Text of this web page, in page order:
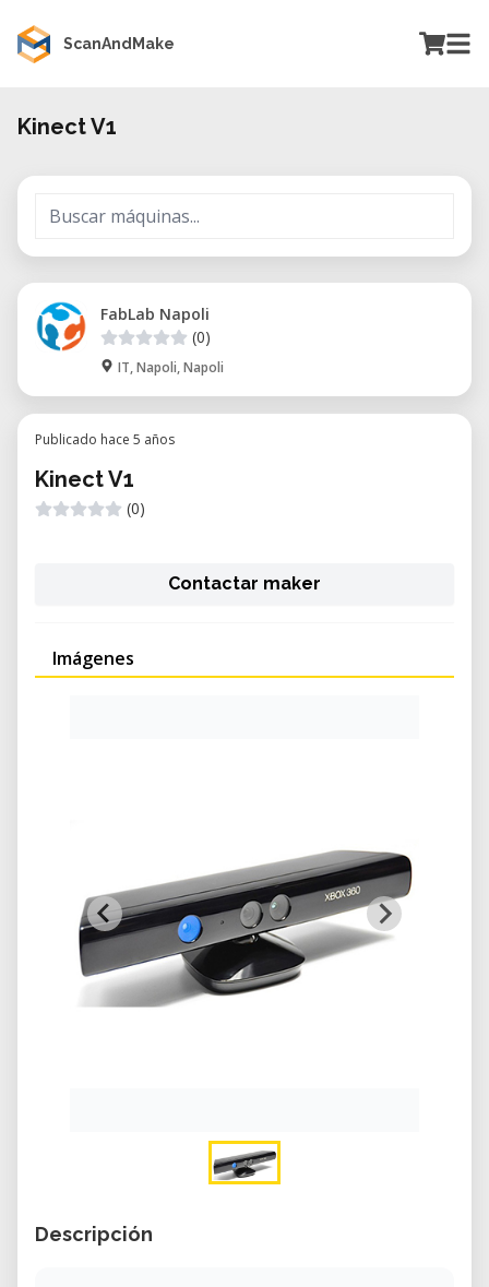
ScanAndMake
Kinect V1
FabLab Napoli
(0)
IT, Napoli, Napoli
Publicado hace 5 años
Kinect V1
(0)
Contactar maker
Imágenes
Descripción